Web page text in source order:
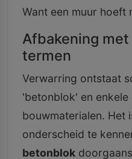
Want een muur hoeft
Afbakening
termen
Verwarring ontstaat
'betonblok' en
bouwmaterialen. Het
onderscheid te
betonblok